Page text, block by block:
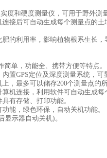
度和硬度测量仪，可用于野外测
接后可自动生成每个测量点的
利用率，影响植物根系生长，
单，功能全、携带方便等特点。
置GPS定位及深度测量系统，
，最多可以储存200个测量点的所
连接，利用软件可自动生成每
有存储、打印功能。
，绿色环保，自动关机功能。
示器自动关机)。